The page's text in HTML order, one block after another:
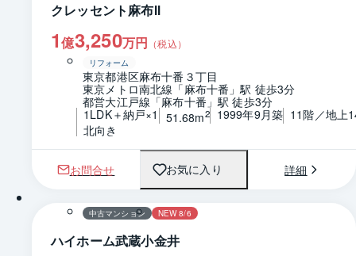
クレッセント麻布Ⅱ
1億3,250万円 （税込）
リフォーム
東京都港区麻布十番３丁目
東京メトロ南北線「麻布十番」駅 徒歩3分
都営大江戸線「麻布十番」駅 徒歩3分
1LDK＋納戸×1
51.68m2 1999年9月築 11階／地上
北向き
お問合せ お気に入り 詳細
1 / 0 間取り
中古マンション NEW 8/6
ハイホーム武蔵小金井